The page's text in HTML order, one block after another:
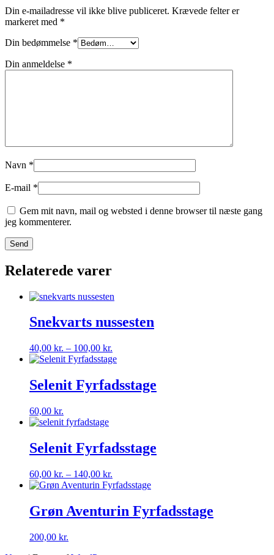
Din e-mailadresse vil ikke blive publiceret. Krævede felter er
markeret med *
Din bedømmelse *
Din anmeldelse *
Navn *
E-mail *
Gem mit navn, mail og websted i denne browser til næste gang
jeg kommenterer.
Relaterede varer
Snekvarts nussesten
40,00 kr. – 100,00 kr.
40,00 kr.
100,00 kr.
Selenit Fyrfadsstage
60,00 kr.
Selenit Fyrfadsstage
60,00 kr. – 140,00 kr.
60,00 kr.
140,00 kr.
Grøn Aventurin Fyrfadsstage
200,00 kr.